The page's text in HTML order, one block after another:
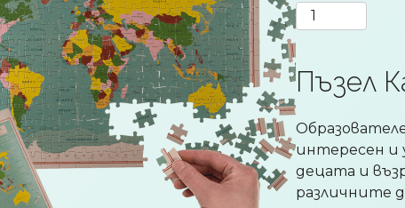
Пъзел
интересен и
децата и
различните